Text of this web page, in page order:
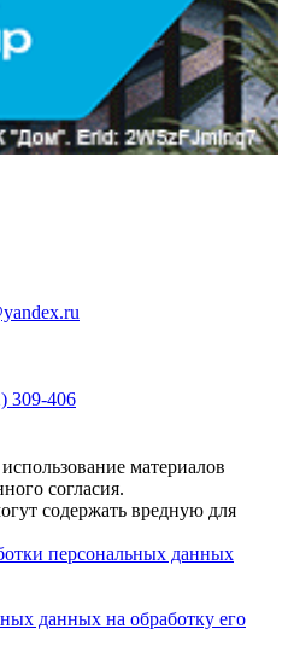
309-406
материалов
согласия.
содержать вредную для
персональных данных
данных на обработку его